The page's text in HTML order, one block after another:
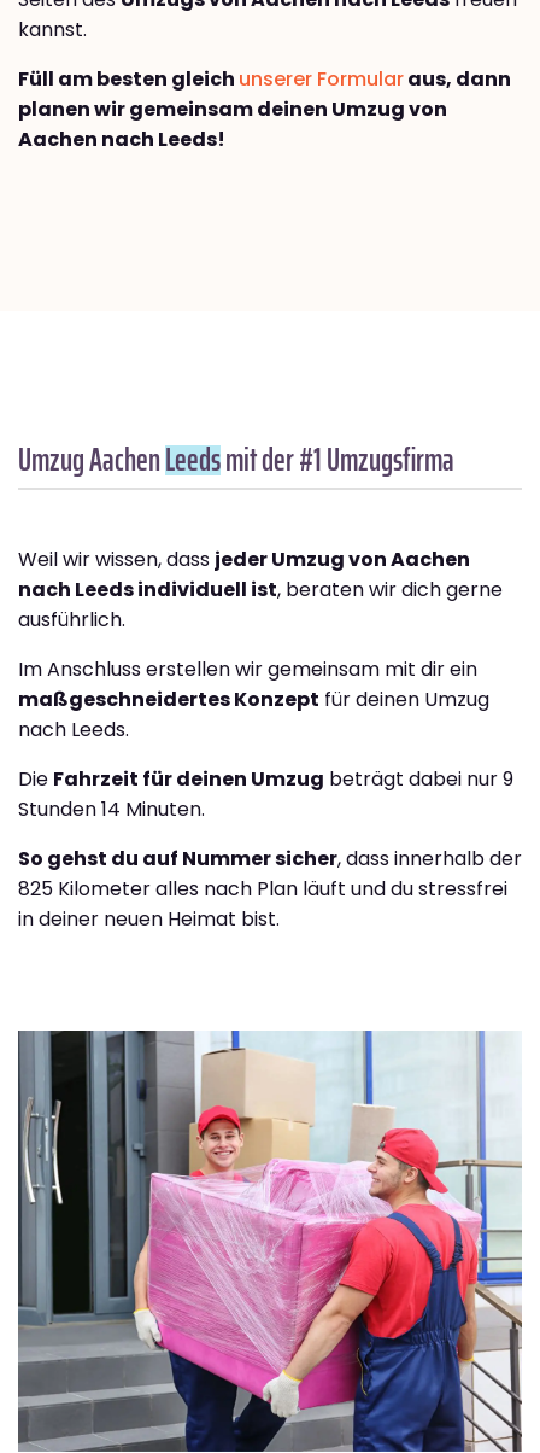
kannst.
Füll am besten gleich unserer Formularaus, dann
planen wir gemeinsam deinen Umzug von
Aachen nach Leeds!
Umzug AachenLeedsmit der #1 Umzugsfirma
Weil wir wissen, dass jeder Umzug von Aachen
nach Leeds individuell ist, beraten wir dich gerne
ausführlich.
Im Anschluss erstellen wir gemeinsam mit dir ein
maßgeschneidertes Konzept für deinen Umzug
nach Leeds.
Die Fahrzeit für deinen Umzug beträgt dabei nur 9
Stunden 14 Minuten.
So gehst du auf Nummer sicher, dass innerhalb der
825 Kilometer alles nach Plan läuft und du stressfrei
in deiner neuen Heimat bist.